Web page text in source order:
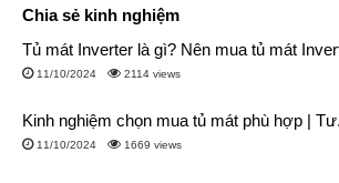
nữa quần áo cũng được đảo đều hơn,
nhau.
Loại máy giặt
Chia sẻ kinh nghiệm
Tủ mát Inverter là gì? Nên mua tủ mát
11/10/2024 2114 views
Kinh nghiệm chọn mua tủ mát phù hợp |
11/10/2024 1669 views